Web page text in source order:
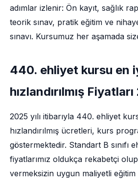
adımlar izlenir: Ön kayıt, sağlık
teorik sınav, pratik eğitim ve
sınavı. Kursumuz her aşamada
440. ehliyet kursu en
hızlandırılmış
2025 yılı itibarıyla 440. ehliyet
hızlandırılmış ücretleri, kurs
göstermektedir. Standart B sınıfı
fiyatlarımız oldukça rekabetçi
vermeksizin uygun maliyetli eğitim